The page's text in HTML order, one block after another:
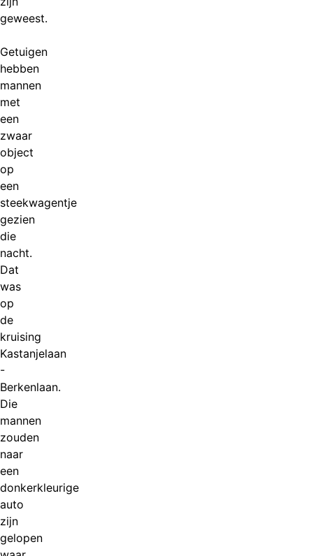
geweest.
Getuigen
hebben
mannen
met
een
zwaar
object
op
een
steekwagentje
gezien
die
nacht.
Dat
was
op
de
kruising
Kastanjelaan
-
Berkenlaan.
Die
mannen
zouden
naar
een
donkerkleurige
auto
zijn
gelopen